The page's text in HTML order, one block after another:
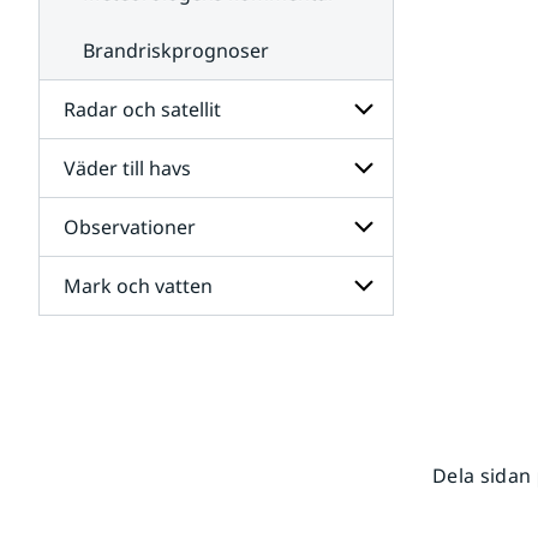
Brandriskprognoser
Radar och satellit
Undersidor
för
Radar
och
satellit
Väder till havs
Undersidor
för
Väder
till
havs
Observationer
Undersidor
för
Mark och vatten
Dela sidan